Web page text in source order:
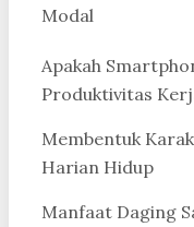
Modal
Apakah
Produktivitas
Membentuk
Harian Hidup
Manfaat Daging